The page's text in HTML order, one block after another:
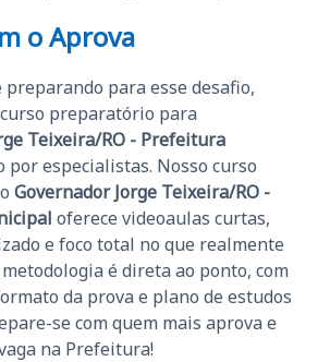
o Aprova
preparando para esse desafio,
preparatório para
Teixeira/RO - Prefeitura
por especialistas. Nosso curso
Governador Jorge Teixeira/RO -
oferece videoaulas curtas,
e foco total no que realmente
é direta ao ponto, com
da prova e plano de estudos
se com quem mais aprova e
na Prefeitura!